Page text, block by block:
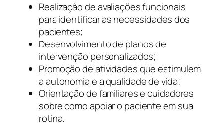
Realização de avaliações funcionais
para identificar as necessidades dos
pacientes;
Desenvolvimento de planos de
intervenção personalizados;
Promoção de atividades que estimulem
a autonomia e a qualidade de vida;
Orientação de familiares e cuidadores
sobre como apoiar o paciente em sua
rotina.